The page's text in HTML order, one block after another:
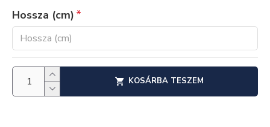
Hossza (cm)
KOSÁRBA TESZEM